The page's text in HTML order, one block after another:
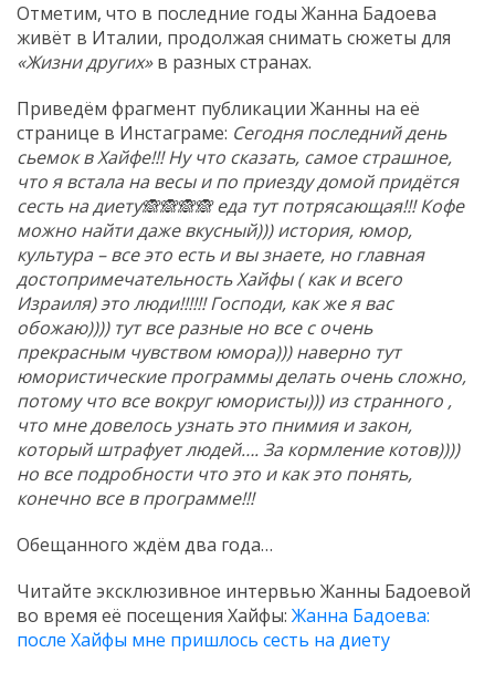
Отметим, что в последние годы Жанна Бадоева
живёт в Италии, продолжая снимать сюжеты для
«Жизни других»в разных странах.
Приведём фрагмент публикации Жанны на её
странице в Инстаграме: Сегодня последний день
сьемок в Хайфе!!! Ну что сказать, самое страшное,
что я встала на весы и по приезду домой придётся
сесть на диету🙈🙈🙈🙈 еда тут потрясающая!!! Кофе
можно найти даже вкусный))) история, юмор,
культура – все это есть и вы знаете, но главная
достопримечательность Хайфы ( как и всего
Израиля) это люди!!!!!! Господи, как же я вас
обожаю)))) тут все разные но все с очень
прекрасным чувством юмора))) наверно тут
юмористические программы делать очень сложно,
потому что все вокруг юмористы))) из странного ,
что мне довелось узнать это пнимия и закон,
который штрафует людей…. За кормление котов))))
но все подробности что это и как это понять,
конечно все в программе!!!
Обещанного ждём два года…
Читайте эксклюзивное интервью Жанны Бадоевой
во время её посещения Хайфы: Жанна Бадоева:
после Хайфы мне пришлось сесть на диету